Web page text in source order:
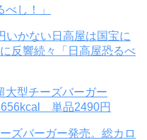
いかない日高屋は国宝に
反響続々「日高屋恐るべ
ズバーガー発売。総カロ